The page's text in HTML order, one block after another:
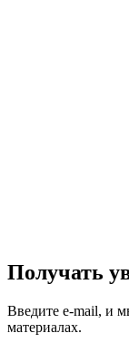
Получать
Введите e-mail, и
материалах.